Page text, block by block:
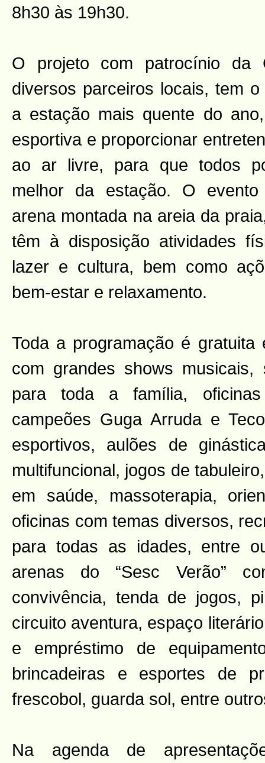
8h30 às 19h30.
O projeto com patrocínio da
diversos parceiros locais, tem
a estação mais quente do
esportiva e proporcionar
ao ar livre, para que todos
melhor da estação. O
arena montada na areia da
têm à disposição atividades
lazer e cultura, bem como
bem-estar e relaxamento.
Toda a programação é gratuita
com grandes shows musicais,
para toda a família,
campeões Guga Arruda e
esportivos, aulões de
multifuncional, jogos de
em saúde, massoterapia,
oficinas com temas diversos,
para todas as idades, entre
arenas do “Sesc Verão”
convivência, tenda de jogos,
circuito aventura, espaço
e empréstimo de
brincadeiras e esportes de
frescobol, guarda sol, entre
Na agenda de